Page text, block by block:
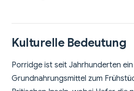
Kulturelle Bedeutung
Porridge ist seit Jahrhunderten ein
Grundnahrungsmittel zum